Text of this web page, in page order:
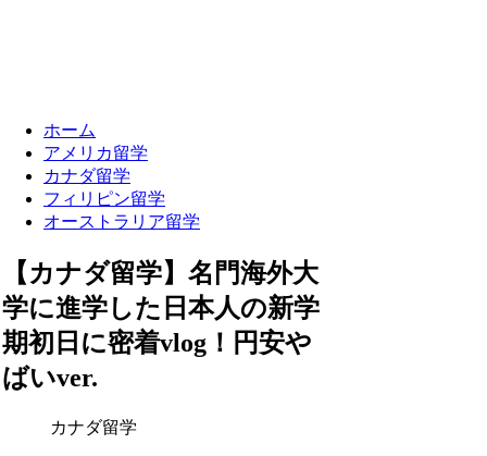
ホーム
アメリカ留学
カナダ留学
フィリピン留学
オーストラリア留学
【カナダ留学】名門海外大
学に進学した日本人の新学
期初日に密着vlog！円安や
ばいver.
カナダ留学